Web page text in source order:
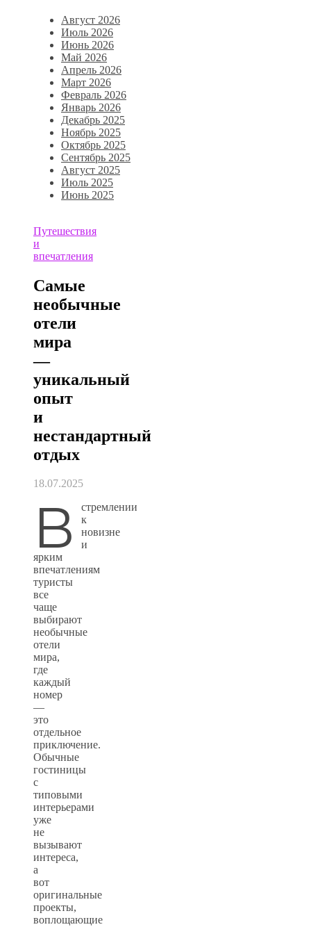
Август 2026
Июль 2026
Июнь 2026
Май 2026
Апрель 2026
Март 2026
Февраль 2026
Январь 2026
Декабрь 2025
Ноябрь 2025
Октябрь 2025
Сентябрь 2025
Август 2025
Июль 2025
Июнь 2025
Путешествия
и
впечатления
Самые
необычные
отели
мира
—
уникальный
опыт
и
нестандартный
отдых
18.07.2025
В
стремлении
к
новизне
и
ярким
впечатлениям
туристы
все
чаще
выбирают
необычные
отели
мира,
где
каждый
номер
—
это
отдельное
приключение.
Обычные
гостиницы
с
типовыми
интерьерами
уже
не
вызывают
интереса,
а
вот
оригинальные
проекты,
воплощающие